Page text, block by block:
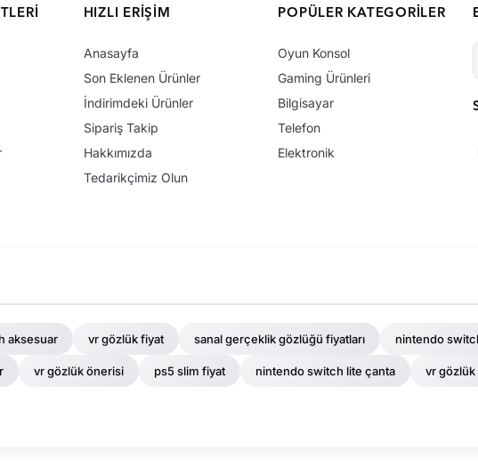
HIZLI ERIŞIM
Anasayfa
Son Eklenen Ürünler
İndirimdeki Ürünler
Sipariş Takip
Hakkımızda
Tedarikçimiz Olun
POPÜLER KATEGORILER
Oyun Konsol
Gaming Ürünleri
Bilgisayar
Telefon
Elektronik
aksesuar vr gözlük fiyat sanal gerçeklik gözlüğü fiyatları nintendo
vr gözlük önerisi ps5 slim fiyat nintendo switch lite çanta vr gözlük